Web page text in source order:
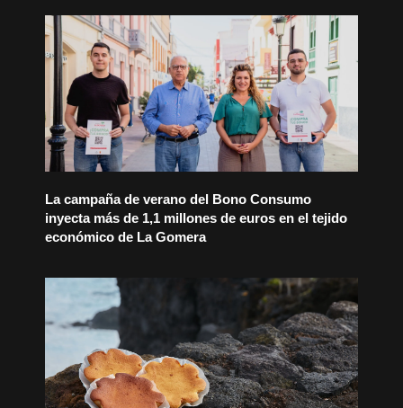
La campaña de verano del Bono Consumo
inyecta más de 1,1 millones de euros en el tejido
económico de La Gomera